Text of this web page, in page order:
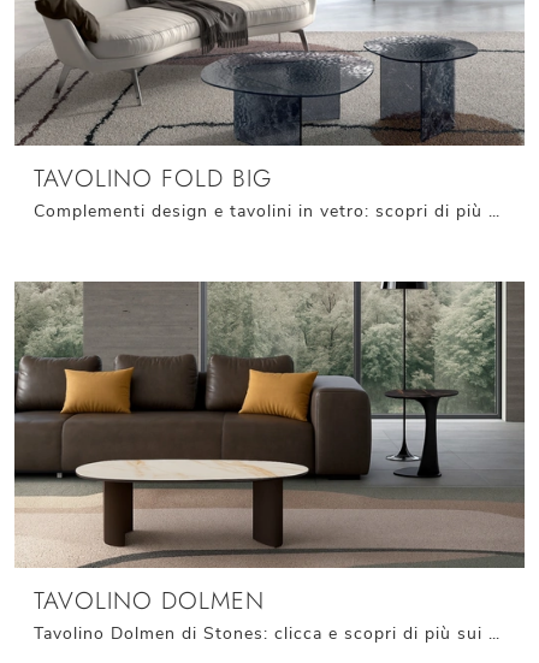
TAVOLINO FOLD BIG
Complementi design e tavolini in vetro: scopri di più sul modello Tavolino Fold Big di Stones e potrai completare i tuoi locali.
TAVOLINO DOLMEN
Tavolino Dolmen di Stones: clicca e scopri di più sui Complementi e tavolini moderni in ceramica del rinomato brand!